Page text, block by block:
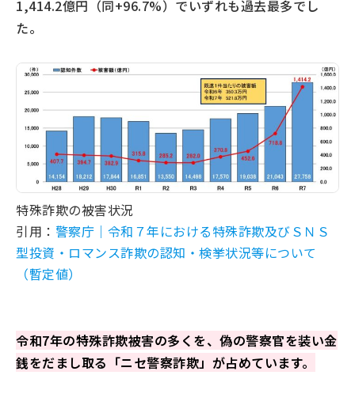
1,414.2億円（同+96.7%）でいずれも過去最多でし
た。
特殊詐欺の被害状況
引用： 警察庁｜令和７年における特殊詐欺及びＳＮＳ
型投資・ロマンス詐欺の認知・検挙状況等について
（暫定値）
令和7年の特殊詐欺被害の多くを、偽の警察官を装い金
銭をだまし取る「ニセ警察詐欺」が占めています。